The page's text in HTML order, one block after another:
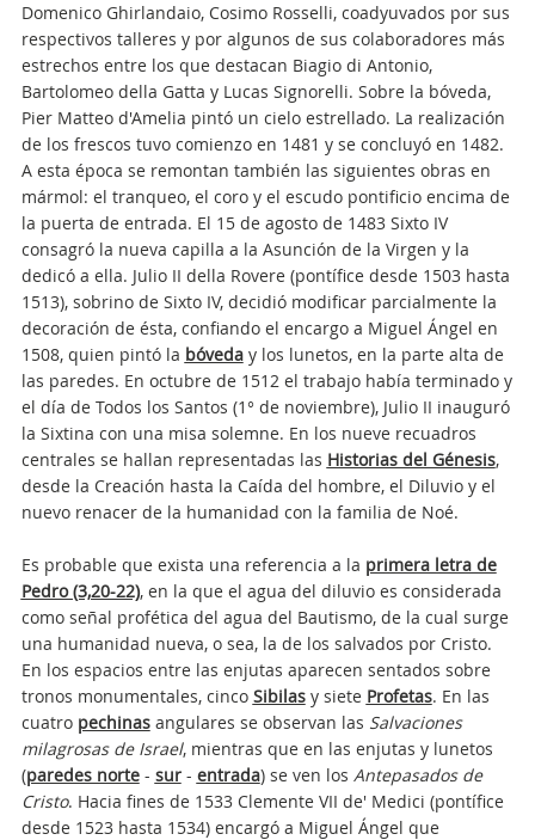
Domenico Ghirlandaio, Cosimo Rosselli, coadyuvados por sus
respectivos talleres y por algunos de sus colaboradores más
estrechos entre los que destacan Biagio di Antonio,
Bartolomeo della Gatta y Lucas Signorelli. Sobre la bóveda,
Pier Matteo d'Amelia pintó un cielo estrellado. La realización
de los frescos tuvo comienzo en 1481 y se concluyó en 1482.
A esta época se remontan también las siguientes obras en
mármol: el tranqueo, el coro y el escudo pontificio encima de
la puerta de entrada. El 15 de agosto de 1483 Sixto IV
consagró la nueva capilla a la Asunción de la Virgen y la
dedicó a ella. Julio II della Rovere (pontífice desde 1503 hasta
1513), sobrino de Sixto IV, decidió modificar parcialmente la
decoración de ésta, confiando el encargo a Miguel Ángel en
1508, quien pintó la bóveday los lunetos, en la parte alta de
las paredes. En octubre de 1512 el trabajo había terminado y
el día de Todos los Santos (1° de noviembre), Julio II inauguró
la Sixtina con una misa solemne. En los nueve recuadros
centrales se hallan representadas las Historias del Génesis,
desde la Creación hasta la Caída del hombre, el Diluvio y el
nuevo renacer de la humanidad con la familia de Noé.
Es probable que exista una referencia a la primera letra de
Pedro (3,20-22), en la que el agua del diluvio es considerada
como señal profética del agua del Bautismo, de la cual surge
una humanidad nueva, o sea, la de los salvados por Cristo.
En los espacios entre las enjutas aparecen sentados sobre
tronos monumentales, cinco Sibilasy siete Profetas. En las
cuatro pechinasangulares se observan las Salvaciones
milagrosas de Israel, mientras que en las enjutas y lunetos
(paredes norte- sur- entrada) se ven los Antepasados de
Cristo. Hacia fines de 1533 Clemente VII de' Medici (pontífice
desde 1523 hasta 1534) encargó a Miguel Ángel que